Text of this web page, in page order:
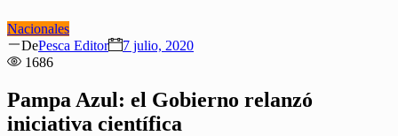
Nacionales
DeAuthor
Pesca Editor
Posted
7 julio, 2020
1686
Pampa Azul: el Gobierno relanzó
iniciativa científica